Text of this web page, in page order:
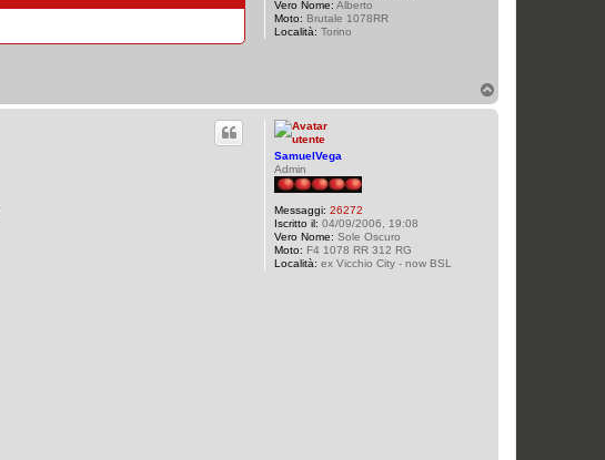
m
i
Vero Nome: Alberto
Moto: Brutale 1078RR
Località: Torino
o
SamuelVega
Admin
Messaggi: 26272
Iscritto il: 04/09/2006, 19:08
Vero Nome: Sole Oscuro
Moto: F4 1078 RR 312 RG
Località: ex Vicchio City - now BSL